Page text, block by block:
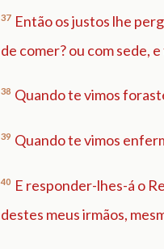
37 Então os justos lhe
de comer? ou com sede,
38 Quando te vimos
39 Quando te vimos
40 E responder-lhes-á o
destes meus irmãos,